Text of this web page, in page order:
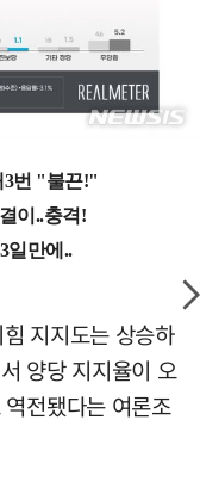
지지도는 상승하
양당 지지율이 오
전됐다는 여론조